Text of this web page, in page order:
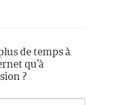
de temps à
qu’à
?